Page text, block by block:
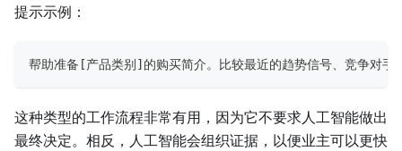
提示示例：
帮助准备[产品类别]的购买简介。比较最近的趋势信号、竞争对手
这种类型的工作流程非常有用，因为它不要求人工智能做出
最终决定。相反，人工智能会组织证据，以便业主可以更快